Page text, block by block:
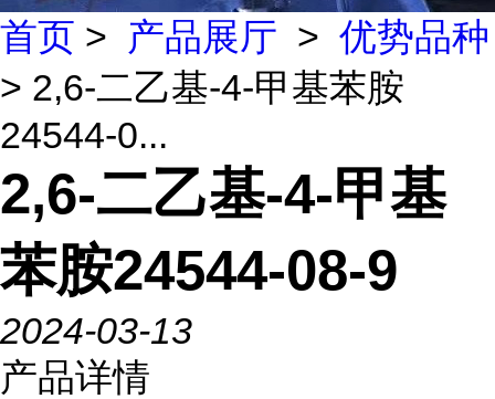
首页 > 产品展厅 > 优势品种
> 2,6-二乙基-4-甲基苯胺
24544-0...
2,6-二乙基-4-甲基
苯胺24544-08-9
2024-03-13
产品详情